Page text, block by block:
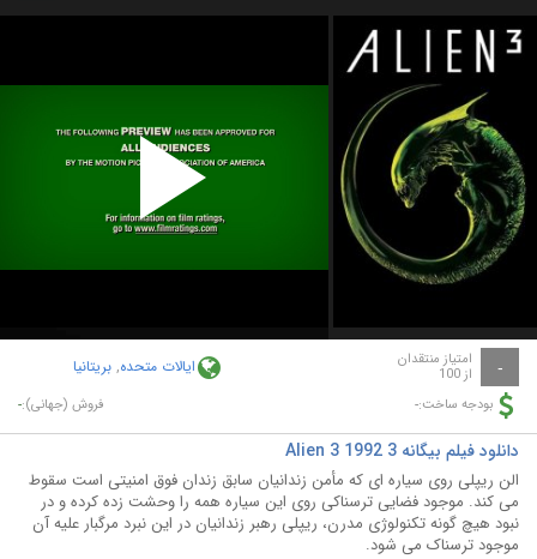
Play
Video
- امتیاز منتقدان
از 100 ایالات متحده, بریتانیا
بودجه ساخت:- فروش (جهانی):-
دانلود فیلم بیگانه 3 Alien 3 1992
الن ریپلی روی سیاره ای که مأمن زندانیان سابق زندان فوق امنیتی است سقوط
می کند. موجود فضایی ترسناکی روی این سیاره همه را وحشت زده کرده و در
نبود هیچ گونه تکنولوژی مدرن، ریپلی رهبر زندانیان در این نبرد مرگبار علیه آن
موجود ترسناک می شود.